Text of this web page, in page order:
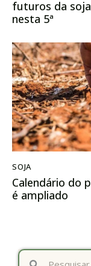
futuros da
nesta 5ª
SOJA
Calendário do
é ampliado